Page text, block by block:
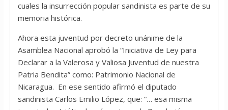
cuales la insurrección popular sandinista es parte de su
memoria histórica.
Ahora esta juventud por decreto unánime de la
Asamblea Nacional aprobó la “Iniciativa de Ley para
Declarar a la Valerosa y Valiosa Juventud de nuestra
Patria Bendita” como: Patrimonio Nacional de
Nicaragua. En ese sentido afirmó el diputado
sandinista Carlos Emilio López, que: “… esa misma